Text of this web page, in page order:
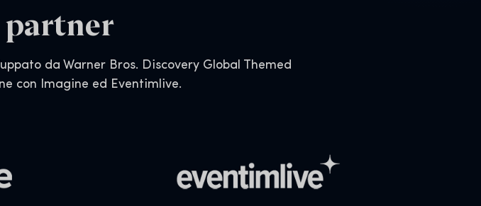
da Warner Bros. Discovery Global Themed
con Imagine ed Eventimlive.